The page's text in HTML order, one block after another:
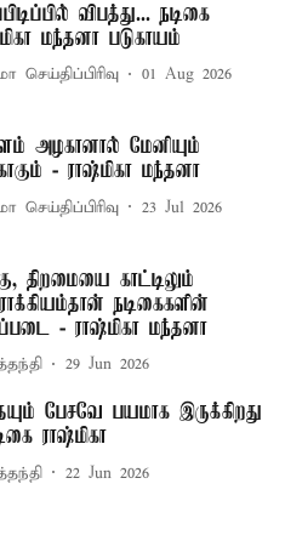
விபத்து... நடிகை
மந்தனா படுகாயம்
செய்திப்பிரிவு 01 Aug 2026
அழகானால் மேனியும்
- ராஷ்மிகா மந்தனா
செய்திப்பிரிவு 23 Jul 2026
திறமையை காட்டிலும்
நடிகைகளின்
- ராஷ்மிகா மந்தனா
29 Jun 2026
பேசவே பயமாக இருக்கிறது
ராஷ்மிகா
22 Jun 2026